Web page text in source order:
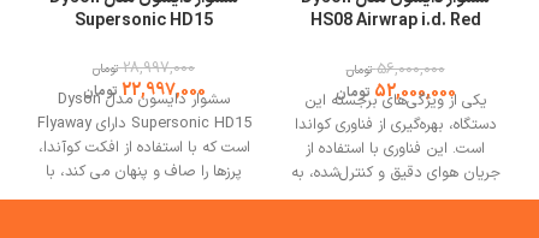
HS08 Airwrap i.d. Red
56,000,000 تومان
52,000,000 تومان
یکی از ویژگی‌های برجسته این
دستگاه، بهره‌گیری از فناوری کواندا
است. این فناوری با استفاده از
جریان هوای دقیق و کنترل‌شده، به
موها اجازه می‌دهد به‌صورت طبیعی
Supersonic HD15
28,997,000 تومان
22,997,000 تومانسشوار دایسون مدل Dyson
Supersonic HD15 دارای Flyaway
است که با استفاده از افکت کوآندا،
پرزها را صاف و پنهان می کند، با
این وسیله می توانید موهایتان را